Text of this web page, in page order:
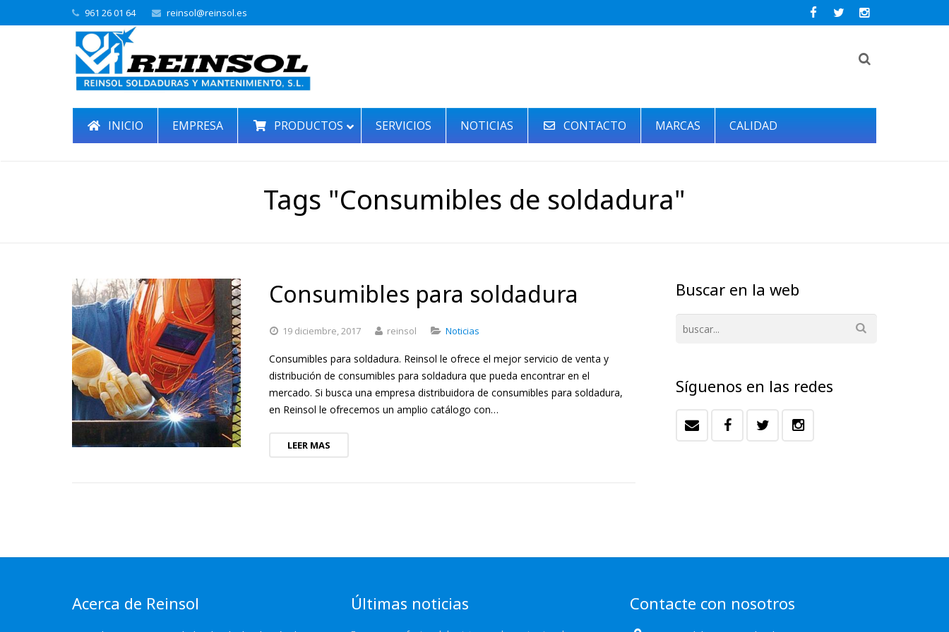
961 26 01 64 reinsol@reinsol.es
INICIO EMPRESA PRODUCTOS SERVICIOS NOTICIAS CONTACTO MARCAS CALIDAD
Tags "Consumibles de soldadura"
Consumibles para soldadura
19 diciembre, 2017 reinsol Noticias
Consumibles para soldadura. Reinsol le ofrece el mejor servicio de venta y
distribución de consumibles para soldadura que pueda encontrar en el
mercado. Si busca una empresa distribuidora de consumibles para soldadura,
en Reinsol le ofrecemos un amplio catálogo con…
LEER MAS
Buscar en la web
Síguenos en las redes
Acerca de Reinsol Últimas noticias Contacte con nosotros